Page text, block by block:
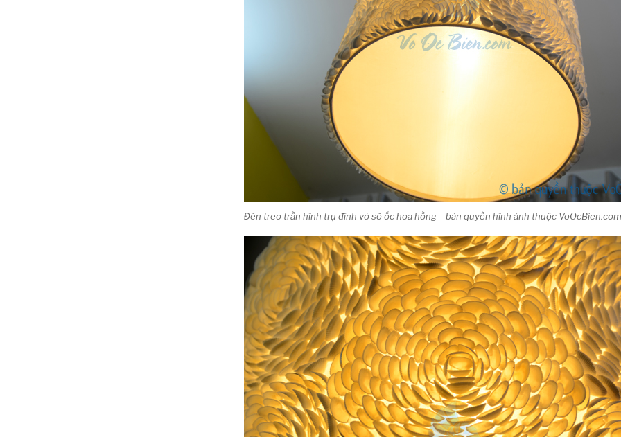
Đèn treo trần hình trụ đính vỏ sò ốc hoa hồng – bản quyền hình ảnh thuộc VoOcBien.com